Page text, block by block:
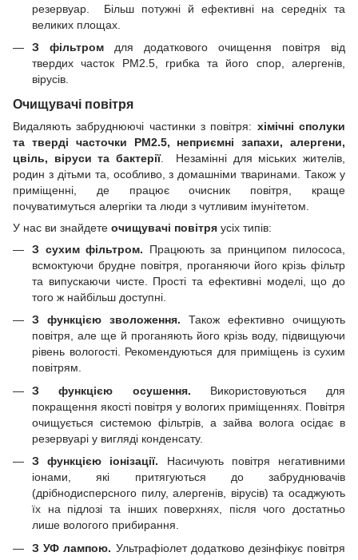
резервуар. Більш потужні й ефективні на середніх та
великих площах.
З фільтром для додаткового очищення повітря від
твердих часток PM2.5, грибка та його спор, алергенів,
вірусів.
Очищувачі повітря
Видаляють забруднюючі частинки з повітря: хімічні сполуки
та тверді часточки PM2.5, неприємні запахи, алергени,
цвіль, віруси та бактерії. Незамінні для міських жителів,
родин з дітьми та, особливо, з домашніми тваринами. Також у
приміщенні, де працює очисник повітря, краще
почуватимуться алергіки та люди з чутливим імунітетом.
У нас ви знайдете очищувачі повітря усіх типів:
З сухим фільтром. Працюють за принципом пилососа,
всмоктуючи брудне повітря, проганяючи його крізь фільтр
та випускаючи чисте. Прості та ефективні моделі, що до
того ж найбільш доступні.
З функцією зволоження. Також ефективно очищують
повітря, але ще й проганяють його крізь воду, підвищуючи
рівень вологості. Рекомендуються для приміщень із сухим
повітрям.
З функцією осушення. Використовуються для
покращення якості повітря у вологих приміщеннях. Повітря
очищується системою фільтрів, а зайва волога осідає в
резервуарі у вигляді конденсату.
З функцією іонізації. Насичують повітря негативними
іонами, які притягуються до забруднювачів
(дрібнодисперсного пилу, алергенів, вірусів) та осаджують
їх на підлозі та інших поверхнях, після чого достатньо
лише вологого прибирання.
З УФ лампою. Ультрафіолет додатково дезінфікує повітря